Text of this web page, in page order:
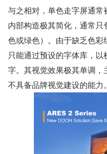
与之相对，单色走字屏通常
内部构造极其简化，通常
色或绿色）。由于缺乏色彩
只能通过预设的字体库，
字。其视觉效果极其单调
不具备品牌视觉建设的能力。